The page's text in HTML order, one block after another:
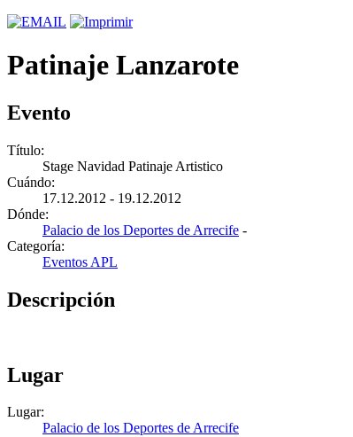
Patinaje Lanzarote
Evento
Título:
Stage Navidad Patinaje Artistico
Cuándo:
17.12.2012 - 19.12.2012
Dónde:
Palacio de los Deportes de Arrecife -
Categoría:
Eventos APL
Descripción
Lugar
Lugar:
Palacio de los Deportes de Arrecife